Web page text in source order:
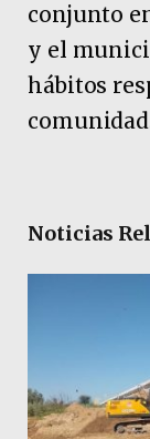
conjunto
y el
hábitos
Noticias